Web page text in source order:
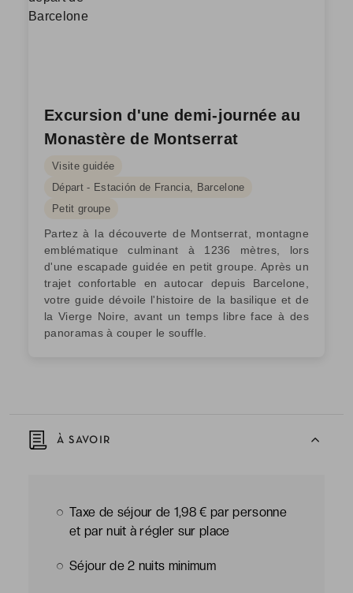
À SAVOIR
Taxe de séjour de 1,98 € par personne
et par nuit à régler sur place
Séjour de 2 nuits minimum
Excursion d'une demi-journée au
Monastère de Montserrat
Visite guidée
Départ - Estación de Francia, Barcelone
Petit groupe
Partez à la découverte de Montserrat, montagne
emblématique culminant à 1236 mètres, lors
d'une escapade guidée en petit groupe. Après un
trajet confortable en autocar depuis Barcelone,
votre guide dévoile l'histoire de la basilique et de
la Vierge Noire, avant un temps libre face à des
panoramas à couper le souffle.